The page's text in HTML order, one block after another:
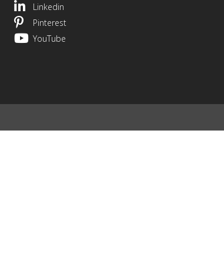
Linkedin
Pinterest
YouTube